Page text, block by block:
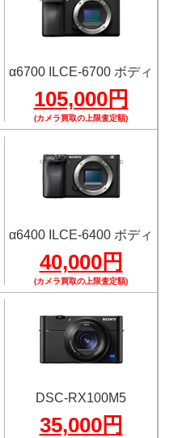
α6700 ILCE-6700 ボディ
105,000円
(カメラ買取の上限査定額)
α6400 ILCE-6400 ボディ
40,000円
(カメラ買取の上限査定額)
DSC-RX100M5
35,000円